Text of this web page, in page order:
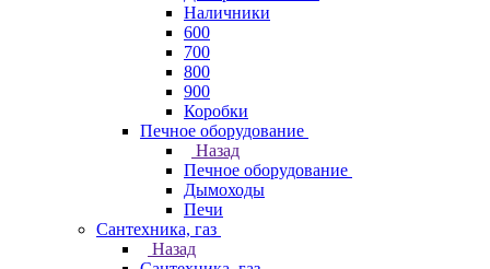
Наличники
600
700
800
900
Коробки
Печное оборудование
Назад
Печное оборудование
Дымоходы
Печи
Сантехника, газ
Назад